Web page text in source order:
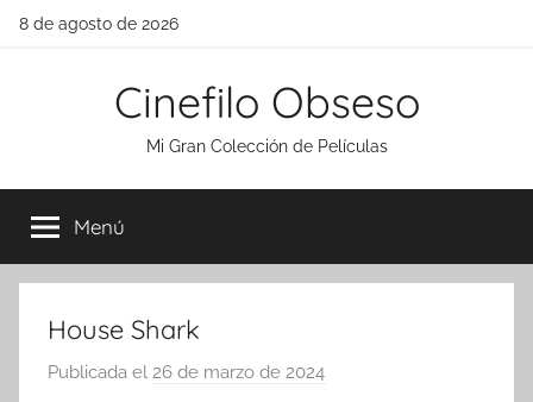
Saltar
8 de agosto de 2026
Cinefilo Obseso
Mi Gran Colección de Películas
Menú
House Shark
Publicada el 26 de marzo de 2024